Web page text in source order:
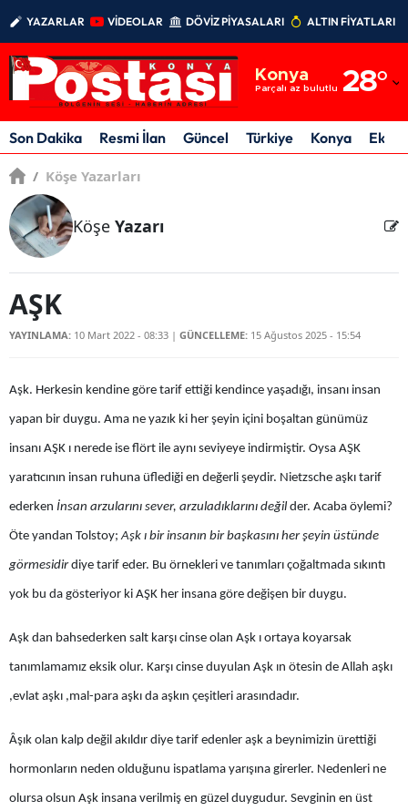
YAZARLAR VİDEOLAR DÖVİZ PİYASALARI ALTIN FİYATLARI
Konya
Parçalı az bulutlu 28°
Adıyaman
Afyonkarahisar
Antalya
Balıkesir
Bilecik
Bitlis
Bolu
Çankırı
Denizli
Diyarbakır
Son Dakika Resmi İlan Güncel Türkiye Konya
/ Köşe Yazarları
Köşe Yazarı
AŞK
YAYINLAMA: 10 Mart 2022 - 08:33 | GÜNCELLEME: 15 Ağustos 2025 - 15:54
Aşk. Herkesin kendine göre tarif ettiği kendince yaşadığı, insanı insan
yapan bir duygu. Ama ne yazık ki her şeyin içini boşaltan günümüz
insanı AŞK ı nerede ise flört ile aynı seviyeye indirmiştir. Oysa AŞK
yaratıcının insan ruhuna üflediği en değerli şeydir. Nietzsche aşkı tarif
ederken İnsan arzularını sever, arzuladıklarını değil der. Acaba öylemi?
Öte yandan Tolstoy;Aşk ı bir insanın bir başkasını her şeyin üstünde
görmesidirdiye tarif eder. Bu örnekleri ve tanımları çoğaltmada sıkıntı
yok bu da gösteriyor ki AŞK her insana göre değişen bir duygu.
Aşk dan bahsederken salt karşı cinse olan Aşk ı ortaya koyarsak
tanımlamamız eksik olur. Karşı cinse duyulan Aşk ın ötesin de Allah aşkı
,evlat aşkı ,mal-para aşkı da aşkın çeşitleri arasındadır.
Âşık olan kalp değil akıldır diye tarif edenler aşk a beynimizin ürettiği
hormonların neden olduğunu ispatlama yarışına girerler. Nedenleri ne
olursa olsun Aşk insana verilmiş en güzel duygudur. Sevginin en üst